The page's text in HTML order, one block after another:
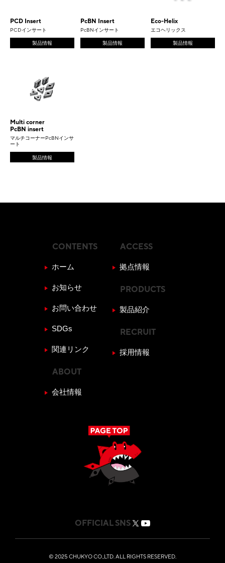
PCD Insert
PCDインサート
製品情報
PcBN Insert
PcBNインサート
製品情報
Eco-Helix
エコヘリックス
製品情報
Multi corner
PcBN insert
マルチコーナーPcBNインサ
ート
製品情報
CONTENTS
ホーム
お知らせ
お問い合わせ
SDGs
関連リンク
ABOUT
会社情報
ACCESS
拠点情報
PRODUCTS
製品紹介
RECRUIT
採用情報
OFFICIAL SNS
© 2025 CHUKYO CO.,LTD. ALL RIGHTS RESERVED.